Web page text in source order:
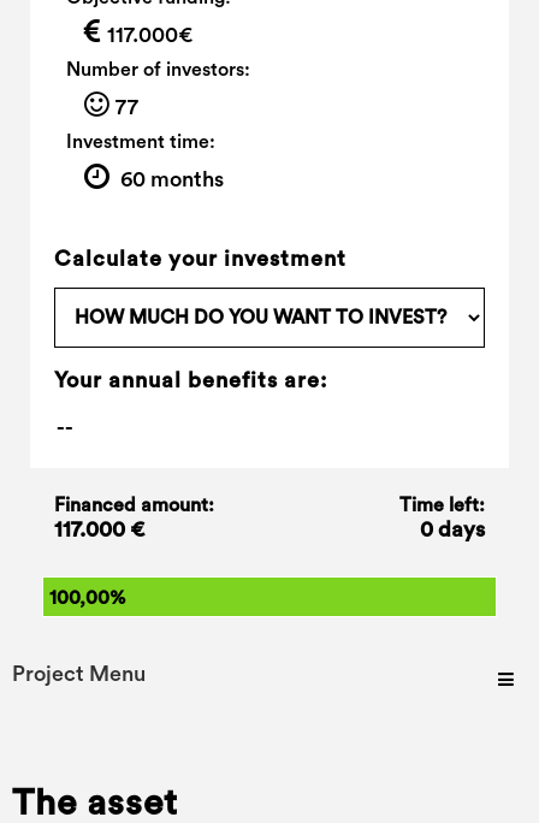
117.000€
Number of investors:
77
Investment time:
60 months
Calculate your investment
Your annual benefits are:
Financed amount:
117.000 €
Time left:
0 days
100,00%
Project Menu
The asset